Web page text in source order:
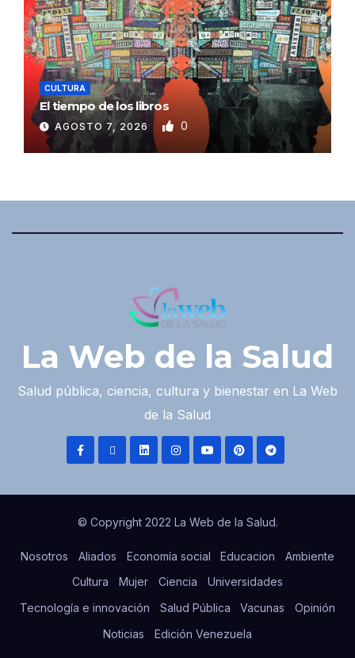
CULTURA
El tiempo de los libros
AGOSTO 7, 2026 0
La Web de la Salud
Salud pública, ciencia, cultura y bienestar en La Web
de la Salud
© Copyright 2022 La Web de la Salud.
Nosotros Aliados Economía social Educacion
Ambiente
Cultura
Mujer Ciencia
Universidades
Tecnología e innovación
Salud Pública Vacunas
Opinión
Noticias
Edición Venezuela